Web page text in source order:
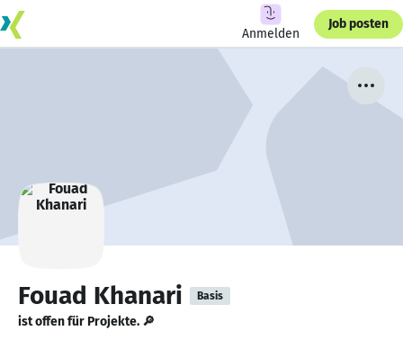
Anmelden
Job posten
Fouad Khanari Basis
ist offen für Projekte. 🔎